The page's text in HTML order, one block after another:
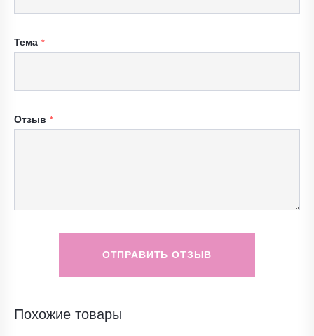
Тема
Отзыв
ОТПРАВИТЬ ОТЗЫВ
Похожие товары